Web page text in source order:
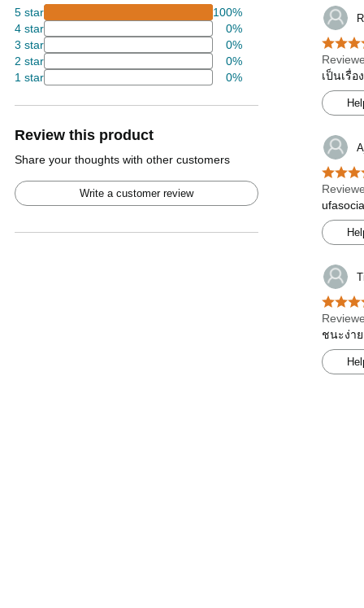
5 star
100%
4 star
0%
3 star
0%
2 star
0%
1 star
0%
Review this product
Share your thoughts with other customers
Write a customer review
เป็นเรื่
ชนะง่า